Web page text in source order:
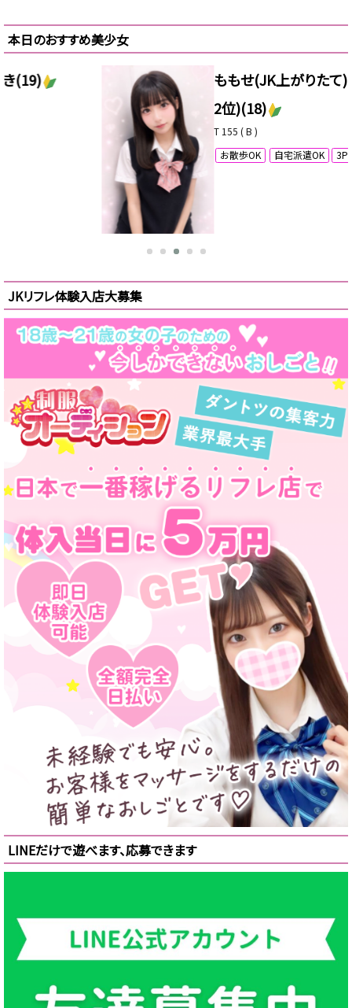
本日のおすすめ美少女
ももせ(JK上がりたて)(7月本指名数
2位)(18)
T 155 ( B )
お散歩OK
自宅派遣OK
3P（女の子2人派遣）OK
ピックアップ
新人
JKリフレ体験入店大募集
LINEだけで遊べます、応募できます